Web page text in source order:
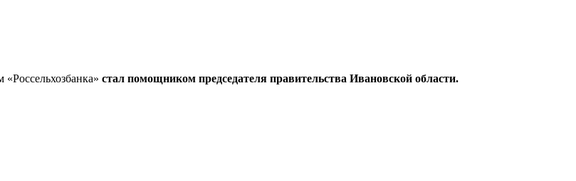
стал помощником председателя правительства Ивановской области.